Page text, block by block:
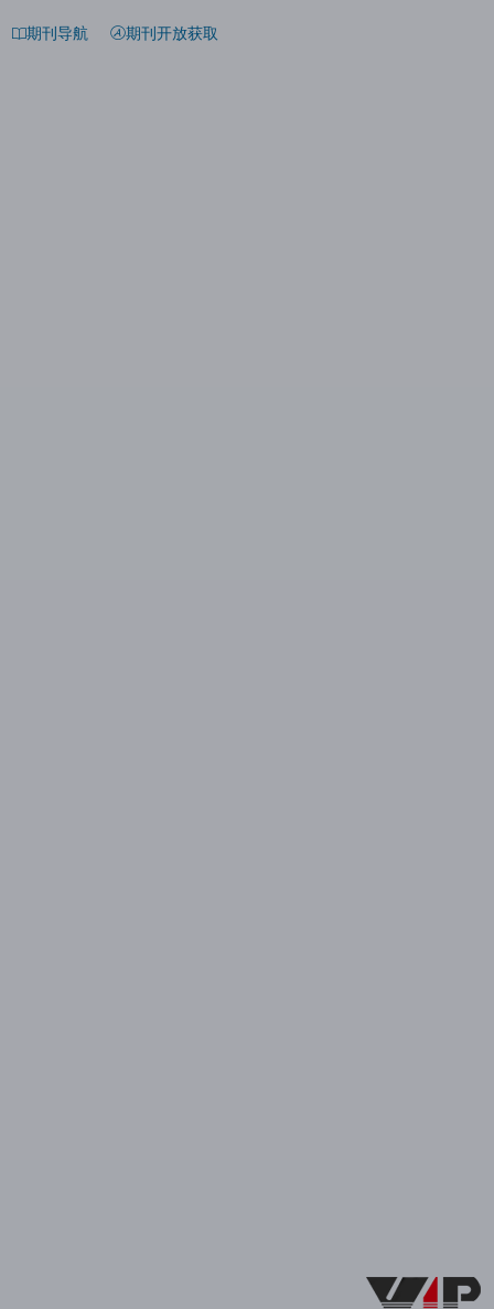
期刊导航 期刊开放获取